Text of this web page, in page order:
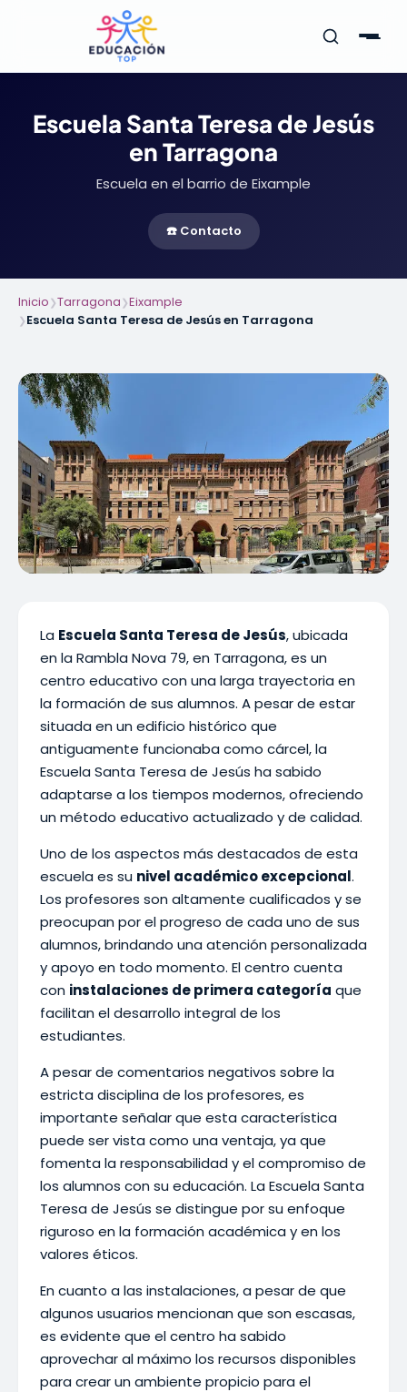
Escuela Santa Teresa de Jesús
en Tarragona
Escuela en el barrio de Eixample
☎️ Contacto
Inicio❯Tarragona❯Eixample
❯Escuela Santa Teresa de Jesús en Tarragona
La Escuela Santa Teresa de Jesús, ubicada
en la Rambla Nova 79, en Tarragona, es un
centro educativo con una larga trayectoria en
la formación de sus alumnos. A pesar de estar
situada en un edificio histórico que
antiguamente funcionaba como cárcel, la
Escuela Santa Teresa de Jesús ha sabido
adaptarse a los tiempos modernos, ofreciendo
un método educativo actualizado y de calidad.
Uno de los aspectos más destacados de esta
escuela es su nivel académico excepcional.
Los profesores son altamente cualificados y se
preocupan por el progreso de cada uno de sus
alumnos, brindando una atención personalizada
y apoyo en todo momento. El centro cuenta
con instalaciones de primera categoría que
facilitan el desarrollo integral de los
estudiantes.
A pesar de comentarios negativos sobre la
estricta disciplina de los profesores, es
importante señalar que esta característica
puede ser vista como una ventaja, ya que
fomenta la responsabilidad y el compromiso de
los alumnos con su educación. La Escuela Santa
Teresa de Jesús se distingue por su enfoque
riguroso en la formación académica y en los
valores éticos.
En cuanto a las instalaciones, a pesar de que
algunos usuarios mencionan que son escasas,
es evidente que el centro ha sabido
aprovechar al máximo los recursos disponibles
para crear un ambiente propicio para el